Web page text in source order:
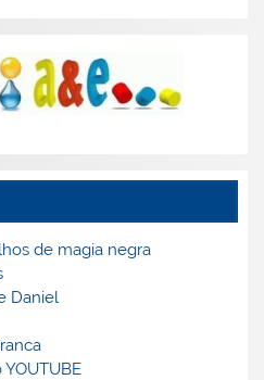
de magia negra
Daniel